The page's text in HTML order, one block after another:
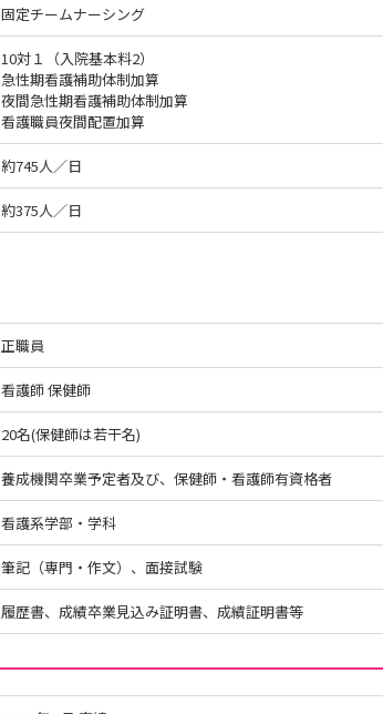
固定チームナーシング
10対１（入院基本料2）
急性期看護補助体制加算
夜間急性期看護補助体制加算
看護職員夜間配置加算
約745人／日
約375人／日
正職員
看護師 保健師
20名(保健師は若干名)
養成機関卒業予定者及び、保健師・看護師有資格者
看護系学部・学科
筆記（専門・作文）、面接試験
履歴書、成績卒業見込み証明書、成績証明書等